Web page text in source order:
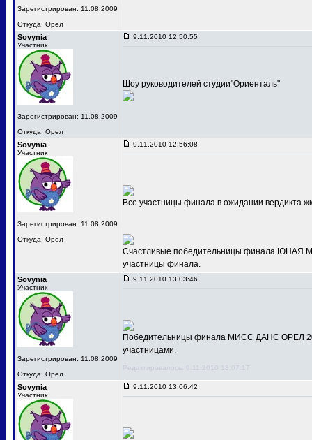
Зарегистрирован: 11.08.2009
Откуда: Орел
Sovynia
Участник
Зарегистрирован: 11.08.2009
Откуда: Орел
9.11.2010 12:50:55
Шоу руководителей студии"Ориенталь"
Sovynia
Участник
Зарегистрирован: 11.08.2009
Откуда: Орел
9.11.2010 12:56:08
Все участницы финала в ожидании вердикта
Счастливые победительницы финала ЮНАЯ
участницы финала.
Sovynia
Участник
Зарегистрирован: 11.08.2009
Откуда: Орел
9.11.2010 13:03:46
Победительницы финала МИСС ДАНС ОРЕЛ
участницами.
Редактировалось: 9.11.2010 13:07:17
Sovynia
Участник
9.11.2010 13:06:42